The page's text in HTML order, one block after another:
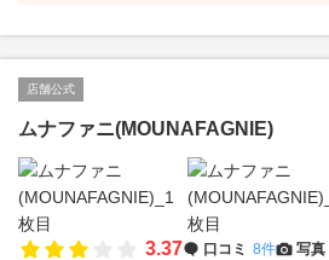
店舗公式
ムナファニ(MOUNAFAGNIE)
3.37 口コミ 8件 写真